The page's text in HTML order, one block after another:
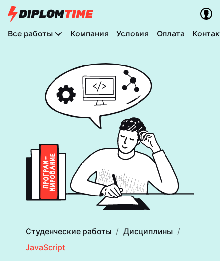
Все работы Компания Условия Оплата
Студенческие работы
Дисциплины
JavaScript